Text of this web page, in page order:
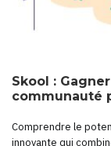
Skool :
communauté
Comprendre le
innovante qui